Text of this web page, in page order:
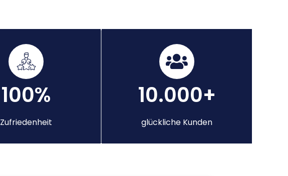
100%
Zufriedenheit
10.000+
glückliche Kunden